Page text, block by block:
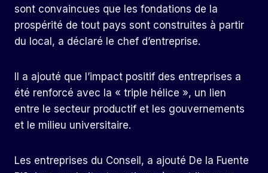
sont convaincues que les fondations de la
prospérité de tout pays sont construites à partir
du local, a déclaré le chef d’entreprise.
Il a ajouté que l’impact positif des entreprises a
été renforcé avec la « triple hélice », un lien
entre le secteur productif et les gouvernements
et le milieu universitaire.
Les entreprises du Conseil, a ajouté De la Fuente